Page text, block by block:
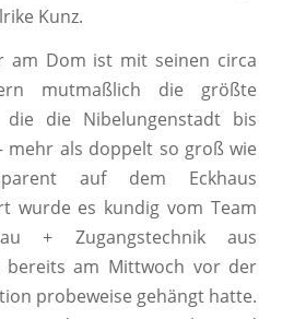
Kunz.
am Dom ist mit seinen circa
mutmaßlich die größte
die die Nibelungenstadt bis
mehr als doppelt so groß wie
auf dem Eckhaus
wurde es kundig vom Team
+ Zugangstechnik aus
bereits am Mittwoch vor der
probeweise gehängt hatte.